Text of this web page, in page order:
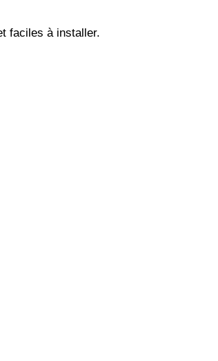
faciles à installer.